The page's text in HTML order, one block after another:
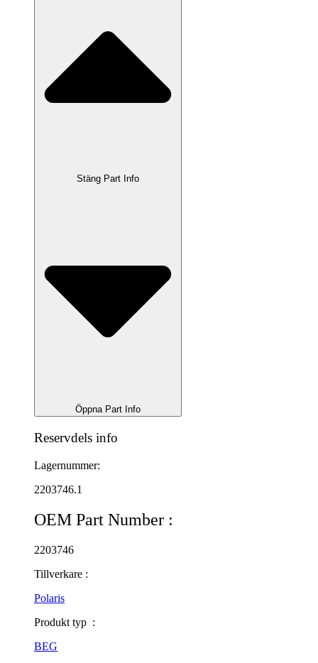
Stäng Part Info
Öppna Part Info
Reservdels info
Lagernummer:
2203746.1
OEM Part Number :
2203746
Tillverkare :
Polaris
Produkt typ :
BEG